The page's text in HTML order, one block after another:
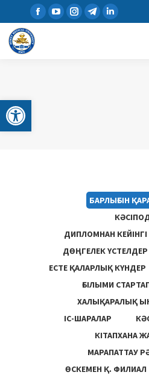
Open toolbar
БАРЛЫҒЫН
ДИПЛОМНАН
ДӨҢГЕЛЕК ҮСТЕЛДЕР
ЕСТЕ ҚАЛАРЛЫҚ КҮНДЕР
ҒЫЛЫМИ
ХАЛЫҚАРАЛЫҚ
ІС-ШАРАЛАР
КІТАПХАНА
МАРАПАТТАУ
ӨСКЕМЕН Қ. ФИЛИАЛ